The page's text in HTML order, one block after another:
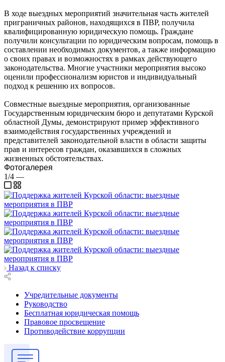
В ходе выездных мероприятий значительная часть жителей
приграничных районов, находящихся в ПВР, получила
квалифицированную юридическую помощь. Граждане
получили консультации по юридическим вопросам, помощь в
составлении необходимых документов, а также информацию
о своих правах и возможностях в рамках действующего
законодательства. Многие участники мероприятия высоко
оценили профессионализм юристов и индивидуальный
подход к решению их вопросов.
Совместные выездные мероприятия, организованные
Государственным юридическим бюро и депутатами Курской
областной Думы, демонстрируют пример эффективного
взаимодействия государственных учреждений и
представителей законодательной власти в области защиты
прав и интересов граждан, оказавшихся в сложных
жизненных обстоятельствах.
Фотогалерея
1/4 —
Назад к списку
Учредительные документы
Руководство
Бесплатная юридическая помощь
Правовое просвещение
Противодействие коррупции